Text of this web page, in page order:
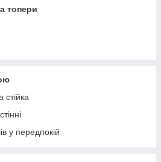
топери
стійка
у передпокій